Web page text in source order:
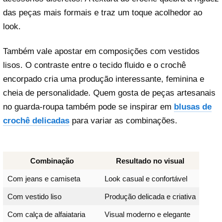
das peças mais formais e traz um toque acolhedor ao
look.
Também vale apostar em composições com vestidos
lisos. O contraste entre o tecido fluido e o crochê
encorpado cria uma produção interessante, feminina e
cheia de personalidade. Quem gosta de peças artesanais
no guarda-roupa também pode se inspirar em blusas de
crochê delicadas para variar as combinações.
Combinação Resultado no visual
Com jeans e camiseta Look casual e confortável
Com vestido liso Produção delicada e criativa
Com calça de alfaiataria Visual moderno e elegante